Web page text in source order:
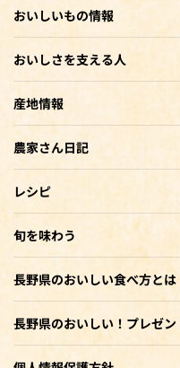
おいしいもの情報
おいしさを支える人
産地情報
農家さん日記
レシピ
旬を味わう
長野県のおいしい食べ方とは
長野県のおいしい！プレゼン